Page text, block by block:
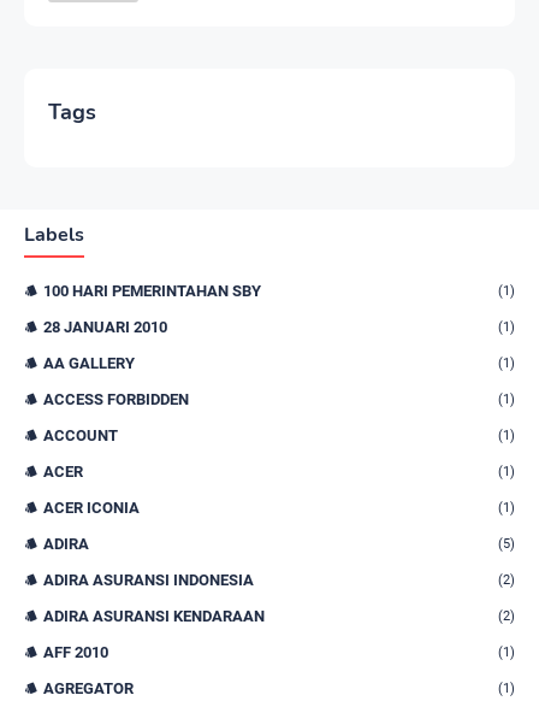
Tags
Labels
100 HARI PEMERINTAHAN SBY (1)
28 JANUARI 2010 (1)
AA GALLERY (1)
ACCESS FORBIDDEN (1)
ACCOUNT (1)
ACER (1)
ACER ICONIA (1)
ADIRA (5)
ADIRA ASURANSI INDONESIA (2)
ADIRA ASURANSI KENDARAAN (2)
AFF 2010 (1)
AGREGATOR (1)